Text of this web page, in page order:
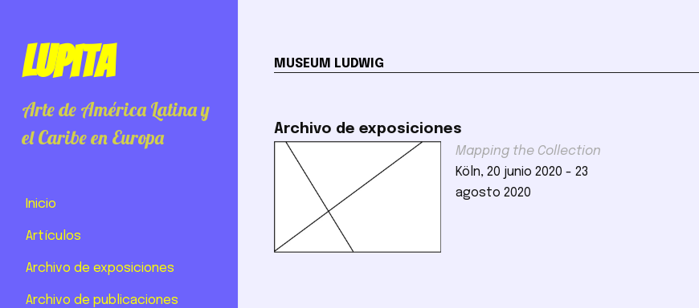
Lupita
Arte de América Latina y
el Caribe en Europa
Inicio
Artículos
Archivo de exposiciones
Archivo de publicaciones
MUSEUM LUDWIG
Archivo de exposiciones
Mapping the Collection
Köln, 20 junio 2020 - 23
agosto 2020